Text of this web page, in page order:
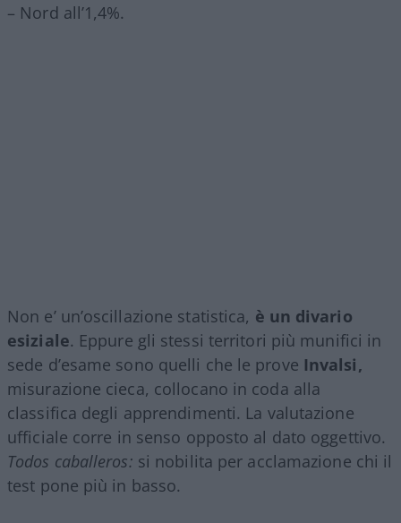
– Nord all’1,4%.
Non e’ un’oscillazione statistica, è un divario
esiziale. Eppure gli stessi territori più munifici in
sede d’esame sono quelli che le prove Invalsi,
misurazione cieca, collocano in coda alla
classifica degli apprendimenti. La valutazione
ufficiale corre in senso opposto al dato oggettivo.
Todos caballeros: si nobilita per acclamazione chi il
test pone più in basso.